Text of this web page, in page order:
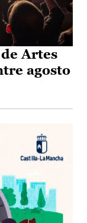
Artes
agosto